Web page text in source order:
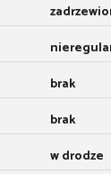
brak
brak
w drodze